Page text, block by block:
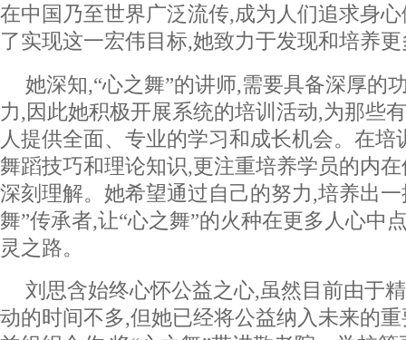
在中国乃至世界广泛流传,成为人们追求身
了实现这一宏伟目标,她致力于发现和培养
她深知,“心之舞”的讲师,需要具备深厚的
力,因此她积极开展系统的培训活动,为那些
人提供全面、专业的学习和成长机会。在培
舞蹈技巧和理论知识,更注重培养学员的内
深刻理解。她希望通过自己的努力,培养出
舞”传承者,让“心之舞”的火种在更多人心中
灵之路。
刘思含始终心怀公益之心,虽然目前由于
动的时间不多,但她已经将公益纳入未来的